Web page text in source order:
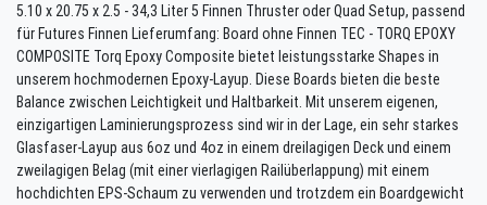
5.10 x 20.75 x 2.5 - 34,3 Liter 5 Finnen Thruster oder Quad Setup, passend
für Futures Finnen Lieferumfang: Board ohne Finnen TEC - TORQ EPOXY
COMPOSITE Torq Epoxy Composite bietet leistungsstarke Shapes in
unserem hochmodernen Epoxy-Layup. Diese Boards bieten die beste
Balance zwischen Leichtigkeit und Haltbarkeit. Mit unserem eigenen,
einzigartigen Laminierungsprozess sind wir in der Lage, ein sehr starkes
Glasfaser-Layup aus 6oz und 4oz in einem dreilagigen Deck und einem
zweilagigen Belag (mit einer vierlagigen Railüberlappung) mit einem
hochdichten EPS-Schaum zu verwenden und trotzdem ein Boardgewicht